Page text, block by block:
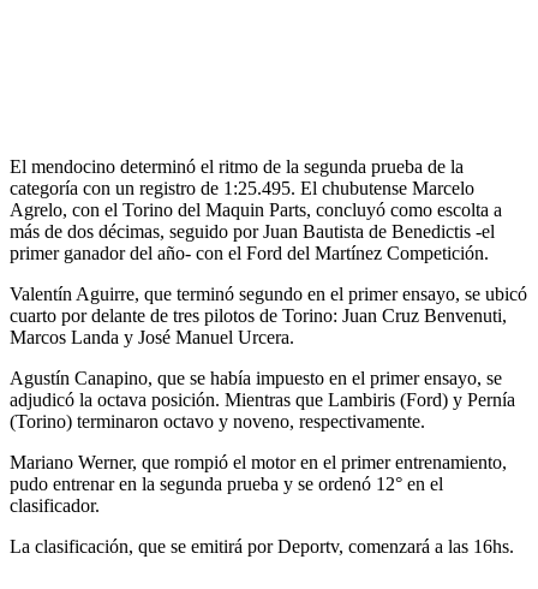
El mendocino determinó el ritmo de la segunda prueba de la
categoría con un registro de 1:25.495. El chubutense Marcelo
Agrelo, con el Torino del Maquin Parts, concluyó como escolta a
más de dos décimas, seguido por Juan Bautista de Benedictis -el
primer ganador del año- con el Ford del Martínez Competición.
Valentín Aguirre, que terminó segundo en el primer ensayo, se ubicó
cuarto por delante de tres pilotos de Torino: Juan Cruz Benvenuti,
Marcos Landa y José Manuel Urcera.
Agustín Canapino, que se había impuesto en el primer ensayo, se
adjudicó la octava posición. Mientras que Lambiris (Ford) y Pernía
(Torino) terminaron octavo y noveno, respectivamente.
Mariano Werner, que rompió el motor en el primer entrenamiento,
pudo entrenar en la segunda prueba y se ordenó 12° en el
clasificador.
La clasificación, que se emitirá por Deportv, comenzará a las 16hs.